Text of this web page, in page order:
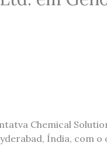
Chemical
Índia, com